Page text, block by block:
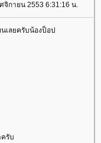
จิกายน 2553 6:31:16 น.
เลยครับน้องป็อป
รับ